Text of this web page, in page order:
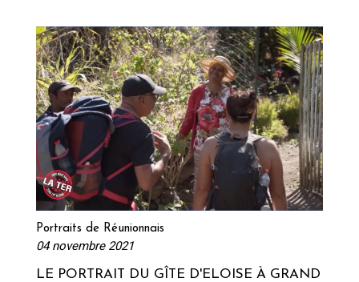
Lire la suite
Portraits de Réunionnais
04 novembre 2021
LE PORTRAIT DU GÎTE D'ELOISE À GRAND